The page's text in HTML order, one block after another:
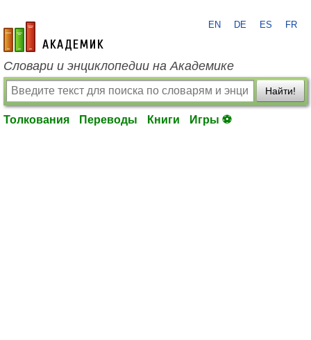
academic.ru
EN DE ES FR
Словари и энциклопедии на Академике
Найти!
Толкования Переводы Книги Игры ⚽